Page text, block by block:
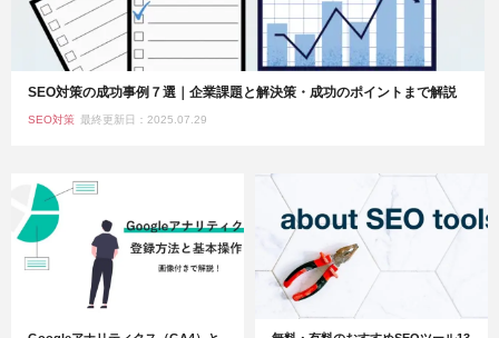
SEO対策の成功事例７選｜企業課題と解決策・成功のポイントまで解説
SEO対策 最終更新日：2025.07.29